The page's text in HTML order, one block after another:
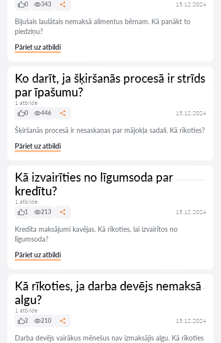
0
343 15.12.2024
Bijušais laulātais nemaksā alimentus bērnam. Kā panākt to
piedziņu?
Pāriet uz atbildi
Ko darīt, ja šķiršanās procesā ir strīds
par īpašumu?
1 atbilde
0
446 15.12.2024
Šķiršanās procesā ir nesaskaņas par mājokļa sadali. Kā rīkoties?
Pāriet uz atbildi
Kā izvairīties no līgumsoda par
kredītu?
1 atbilde
1
213 15.12.2024
Kredīta maksājumi kavējas. Kā rīkoties, lai izvairītos no
līgumsoda?
Pāriet uz atbildi
Kā rīkoties, ja darba devējs nemaksā
algu?
1 atbilde
2
210 15.12.2024
Darba devējs vairākus mēnešus nav izmaksājis algu. Kā rīkoties